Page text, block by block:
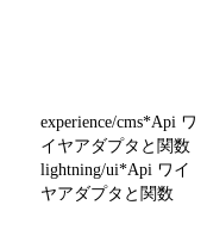
experience/cms*Api ワ
イヤアダプタと関数
lightning/ui*Api ワイ
ヤアダプタと関数